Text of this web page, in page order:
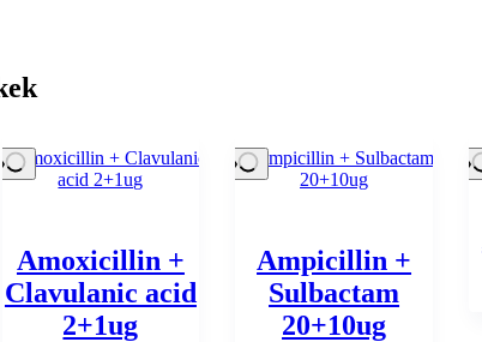
Amoxicillin +
Clavulanic acid
2+1ug
Ampicillin +
Sulbactam
20+10ug